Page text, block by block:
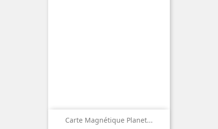
Carte Magnétique Planet...